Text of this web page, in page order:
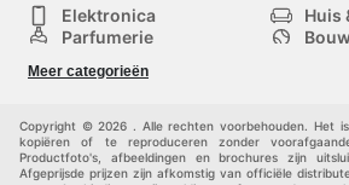
Elektronica
Huis
Parfumerie
Kinderen
Meer categorieën
Copyright © 2026 . Alle rechten voorbehouden. Het
kopiëren of te reproduceren zonder
Productfoto's, afbeeldingen en brochures zijn
Afgeprijsde prijzen zijn afkomstig van officiële